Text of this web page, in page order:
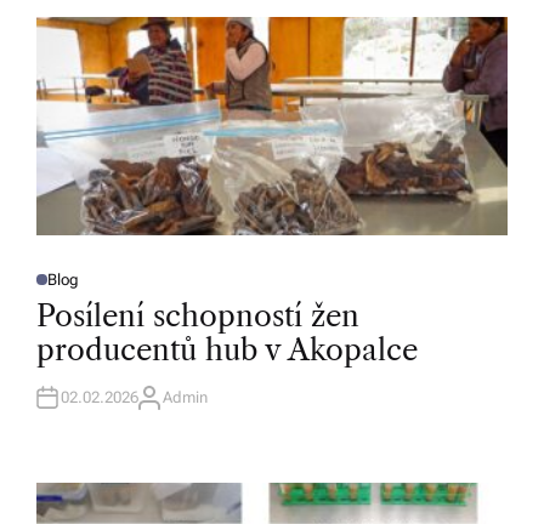
P
O
E
D
N
Blog
Posílení schopností žen
producentů hub v Akopalce
02.02.2026A
R
Admin